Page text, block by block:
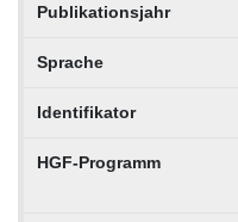
Publikationsjahr
Sprache
Identifikator
HGF-Programm